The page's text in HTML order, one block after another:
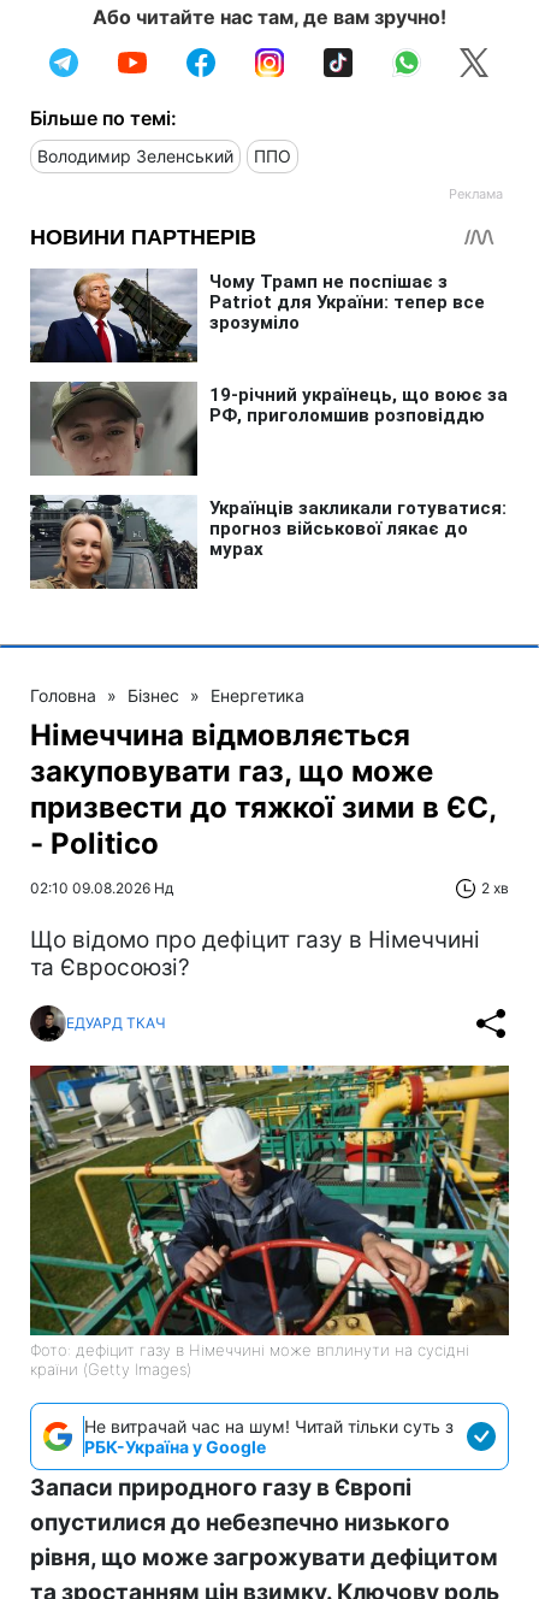
Або читайте нас там, де вам зручно!
Більше по темі:
Володимир Зеленський ППО
Головна » Бізнес » Енергетика
Німеччина відмовляється
закуповувати газ, що може
призвести до тяжкої зими в ЄС,
- Politico
02:10 09.08.2026 Нд 2 хв
Що відомо про дефіцит газу в Німеччині
та Євросоюзі?
ЕДУАРД ТКАЧ
Фото: дефіцит газу в Німеччині може вплинути на сусідні
країни (Getty Images)
Не витрачай час на шум! Читай тільки суть з
РБК-Україна у Google
Запаси природного газу в Європі
опустилися до небезпечно низького
рівня, що може загрожувати дефіцитом
та зростанням цін взимку. Ключову роль